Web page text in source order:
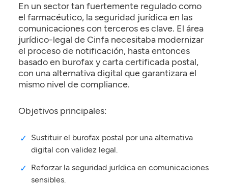
En un sector tan fuertemente regulado como
el farmacéutico, la seguridad jurídica en las
comunicaciones con terceros es clave. El área
jurídico-legal de Cinfa necesitaba modernizar
el proceso de notificación, hasta entonces
basado en burofax y carta certificada postal,
con una alternativa digital que garantizara el
mismo nivel de compliance.
Objetivos principales:
Sustituir el burofax postal por una alternativa
digital con validez legal.
Reforzar la seguridad jurídica en comunicaciones
sensibles.